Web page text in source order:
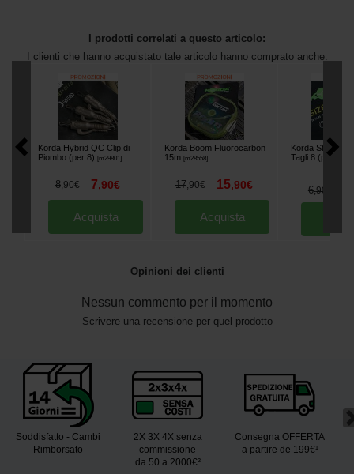
I prodotti correlati a questo articolo:
I clienti che hanno acquistato tale articolo hanno comprato anche:
Korda Hybrid QC Clip di
Piombo (per 8)
[m29801]
8,90€ 7,90€
Acquista
Korda Boom Fluorocarbon
15m [m28558]
17,90€ 15,90€
Acquista
Korda Standard
Tagli 8 (per 20)
6,90
Opinioni dei clienti
Nessun commento per il momento
Scrivere una recensione per quel prodotto
Soddisfatto - Cambi
Rimborsato
2X 3X 4X senza
commissione
da 50 a 2000€²
Consegna OFFERTA
a partire de 199€¹